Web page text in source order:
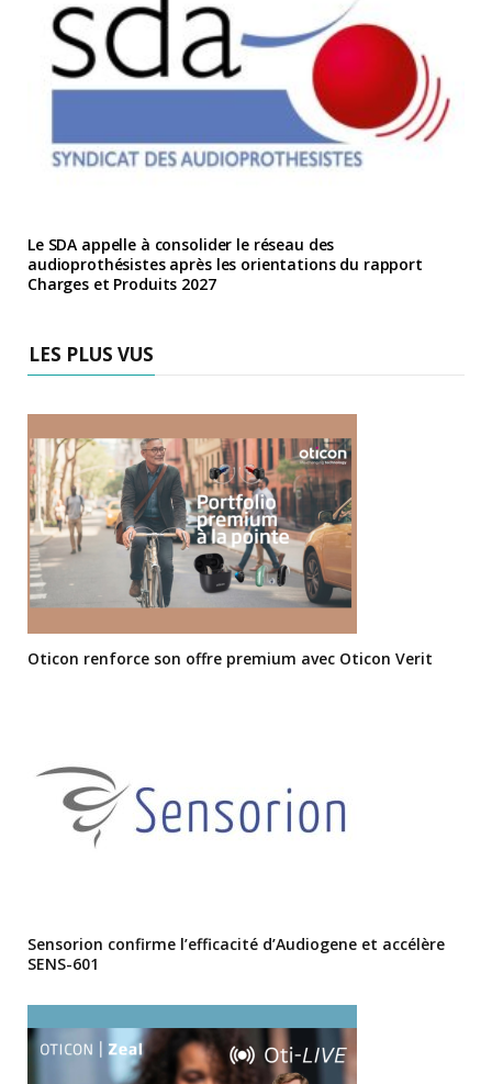
Le SDA appelle à consolider le réseau des
audioprothésistes après les orientations du rapport
Charges et Produits 2027
LES PLUS VUS
Oticon renforce son offre premium avec Oticon Verit
Sensorion confirme l’efficacité d’Audiogene et accélère
SENS-601